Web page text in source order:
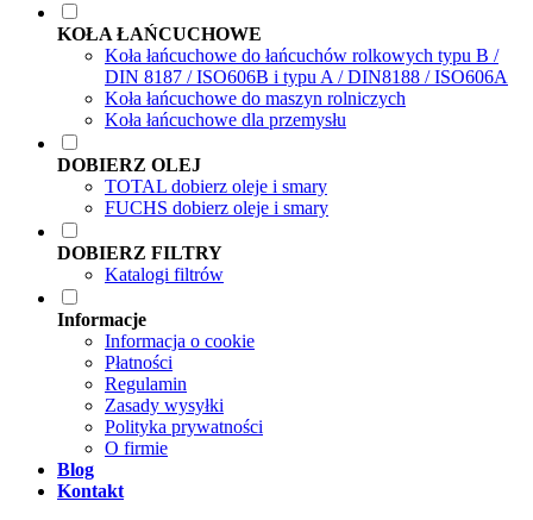
KOŁA ŁAŃCUCHOWE
Koła łańcuchowe do łańcuchów rolkowych typu B /
DIN 8187 / ISO606B i typu A / DIN8188 / ISO606A
Koła łańcuchowe do maszyn rolniczych
Koła łańcuchowe dla przemysłu
DOBIERZ OLEJ
TOTAL dobierz oleje i smary
FUCHS dobierz oleje i smary
DOBIERZ FILTRY
Katalogi filtrów
Informacje
Informacja o cookie
Płatności
Regulamin
Zasady wysyłki
Polityka prywatności
O firmie
Blog
Kontakt